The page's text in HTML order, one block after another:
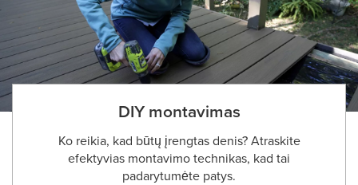
DIY montavimas
Ko reikia, kad būtų įrengtas denis? Atraskite
efektyvias montavimo technikas, kad tai
padarytumėte patys.